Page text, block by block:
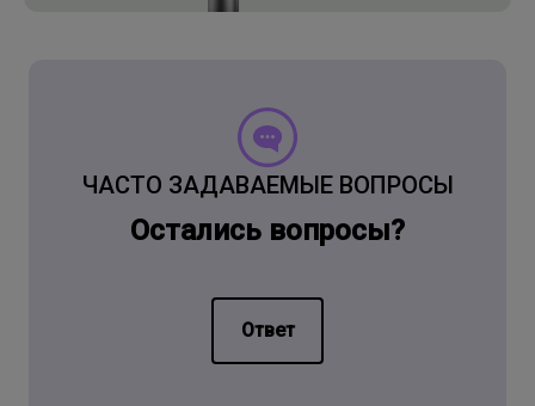
ЧАСТО ЗАДАВАЕМЫЕ ВОПРОСЫ
Остались вопросы?
Ответ